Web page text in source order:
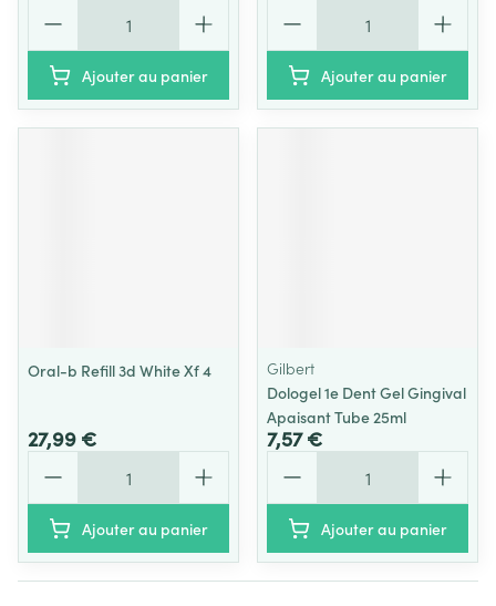
Ajouter au panier Ajouter au panier
Oral-b Refill 3d White Xf 4
27,99 €
Ajouter au panier
Gilbert
Dologel 1e Dent Gel Gingival
Apaisant Tube 25ml
7,57 €
Ajouter au panier